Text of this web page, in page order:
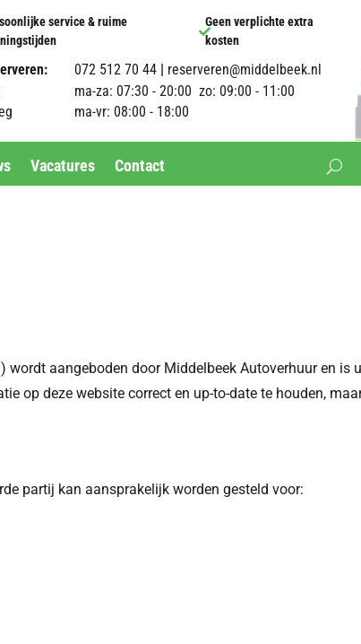
service & ruime

Geen verplichte extra
kosten
072 512 70 44 | reserveren@middelbeek.nl
ma-za: 07:30 - 20:00 zo: 09:00 - 11:00
ma-vr: 08:00 - 18:00
Vacatures Contact
aangeboden door Middelbeek Autoverhuur en is
op deze website correct en up-to-date te houden,
partij kan aansprakelijk worden gesteld voor: